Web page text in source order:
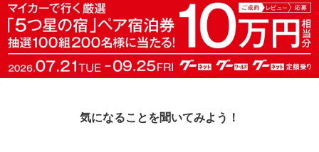
気になることを聞いてみよう！